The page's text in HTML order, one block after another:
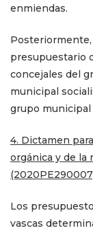
enmiendas.
presupuestario
concejales del
municipal
grupo municipal
4. Dictamen
orgánica y de la
Los
vascas